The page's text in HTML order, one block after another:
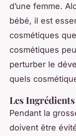
d’une femme.
bébé, il est
cosmétiques
cosmétiques
perturber le
quels
Les
Pendant la
doivent être